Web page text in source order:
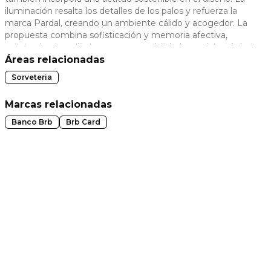
slide
slide
iluminación resalta los detalles de los palos y refuerza la
marca Pardal, creando un ambiente cálido y acogedor. La
propuesta combina sofisticación y memoria afectiva,
reflejando el equilibrio entre sostenibilidad y estética. Así, el
quiosco refleja el compromiso de Pardal con la innovación y
el cuidado, manteniendo viva la esencia de la marca en
cada detalle.
Áreas relacionadas
Sorveteria
Marcas relacionadas
Banco Brb Brb Card